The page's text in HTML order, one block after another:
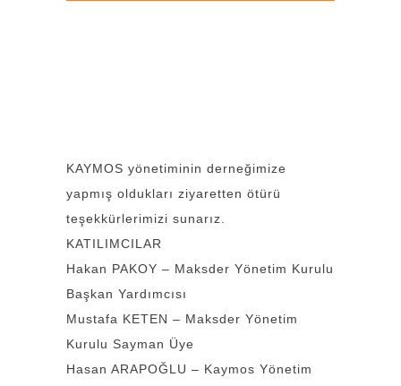
KAYMOS yönetiminin derneğimize
yapmış oldukları ziyaretten ötürü
teşekkürlerimizi sunarız.
KATILIMCILAR
Hakan PAKOY – Maksder Yönetim Kurulu
Başkan Yardımcısı
Mustafa KETEN – Maksder Yönetim
Kurulu Sayman Üye
Hasan ARAPOĞLU – Kaymos Yönetim